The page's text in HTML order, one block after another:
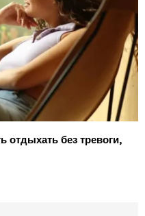
отдыхать без тревоги,